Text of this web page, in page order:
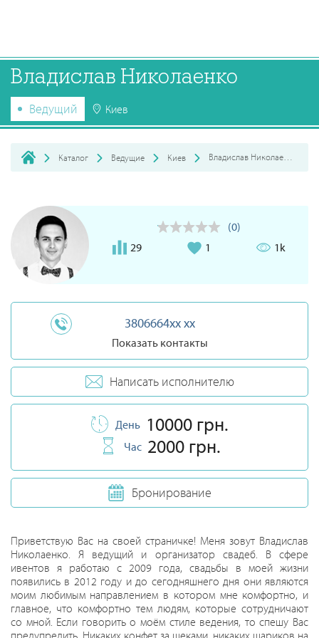
Владислав Николаенко
Ведущий Киев
Каталог Ведущие Киев
(0)
29
1 1k
3806664xx xx
Показать контакты
Написать исполнителю
День 10000 грн.
Час 2000 грн.
Бронирование
Приветствую Вас на своей страничке! Меня зовут Владислав
Николаенко. Я ведущий и организатор свадеб. В сфере
ивентов я работаю с 2009 года, свадьбы в моей жизни
появились в 2012 году и до сегодняшнего дня они являются
моим любимым направлением в котором мне комфортно, и
главное, что комфортно тем людям, которые сотрудничают
со мной. Если говорить о моём стиле ведения, то спешу Вас
предупредить. Никаких конфет за щеками, никаких шариков на